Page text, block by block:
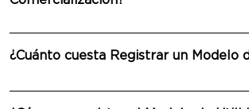
¿Cuánto cuesta Registrar un Modelo